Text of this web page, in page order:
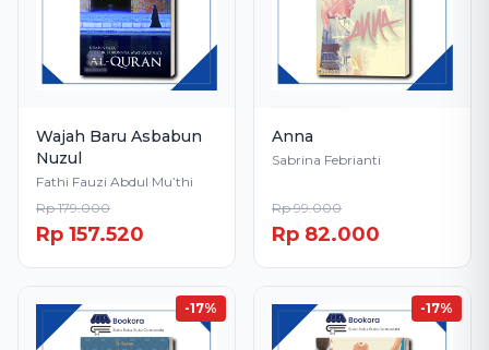
Wajah Baru Asbabun
Nuzul
Fathi Fauzi Abdul Mu’thi
Rp 179.000
Rp 157.520
Anna
Sabrina Febrianti
Rp 99.000
Rp 82.000
-17% -17%